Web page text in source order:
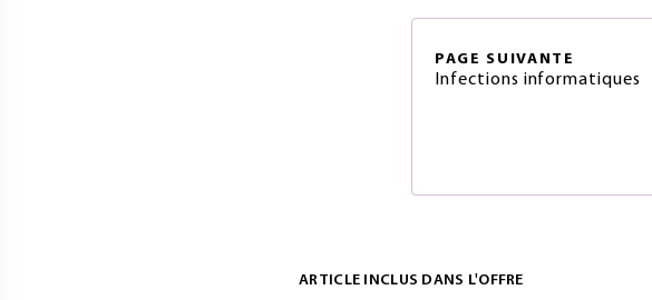
PAGE SUIVANTE
Infections informatiques
ARTICLE INCLUS DANS L'OFFRE